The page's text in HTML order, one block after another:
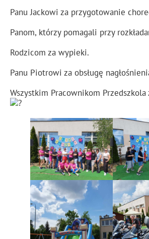
Panu Jackowi za przygotowanie
Panom, którzy pomagali przy
Rodzicom za wypieki.
Panu Piotrowi za obsługę
Wszystkim Pracownikom Przedszkola